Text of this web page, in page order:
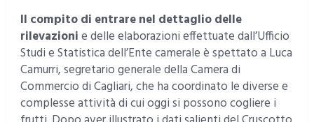
Il compito di entrare nel dettaglio delle
rilevazionie delle elaborazioni effettuate dall’Ufficio
Studi e Statistica dell’Ente camerale è spettato a Luca
Camurri, segretario generale della Camera di
Commercio di Cagliari, che ha coordinato le diverse e
complesse attività di cui oggi si possono cogliere i